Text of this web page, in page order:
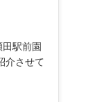
駅前園
介させて